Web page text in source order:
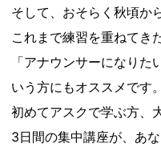
そして、おそらく秋頃か
これまで練習を重ねてき
「アナウンサーになり
いう方にもオススメです。
初めてアスクで学ぶ方、
3日間の集中講座が、あ